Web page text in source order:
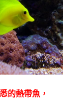
的熱帶魚，